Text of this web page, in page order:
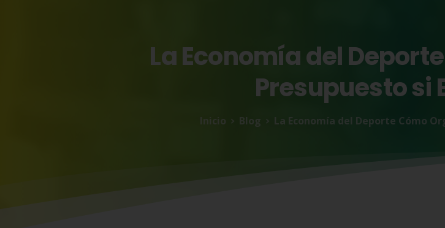
LaEconomíadelDeporte
Presupuestosi
Inicio Blog La Economía del Deporte Cómo